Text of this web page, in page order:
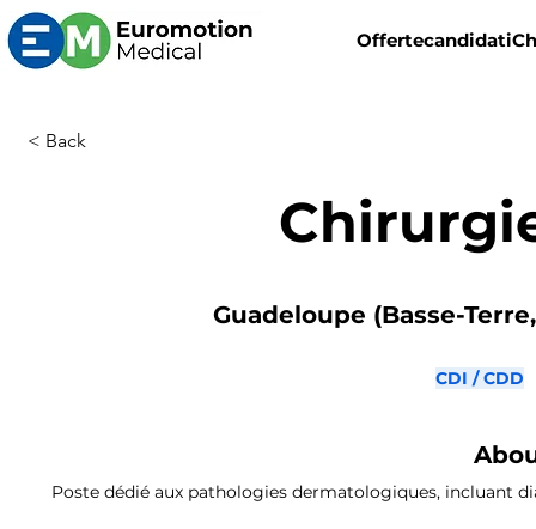
Offertecandidati
< Back
Guadeloupe (Basse-
CDI / CDD
Poste dédié aux pathologies dermatologiques, incluant